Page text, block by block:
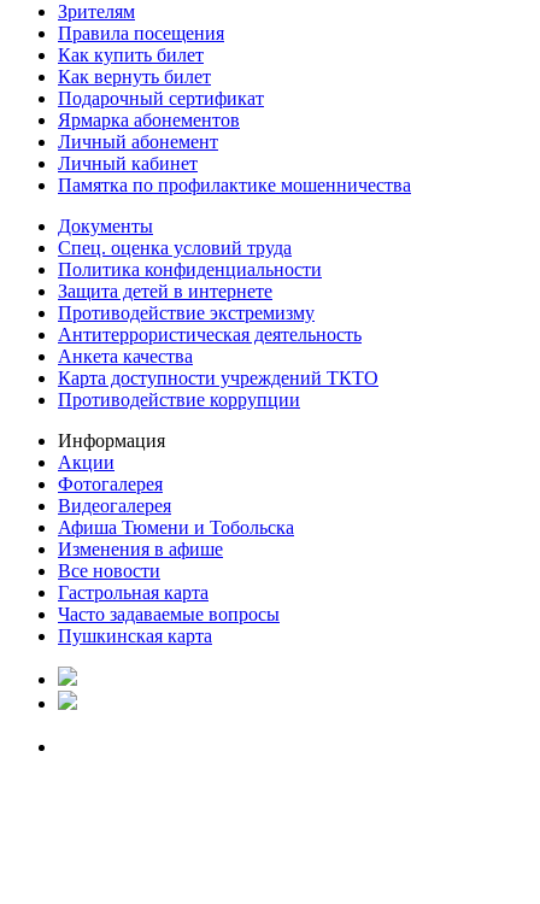
Зрителям
Правила посещения
Как купить билет
Как вернуть билет
Подарочный сертификат
Ярмарка абонементов
Личный абонемент
Личный кабинет
Памятка по профилактике мошенничества
Документы
Спец. оценка условий труда
Политика конфиденциальности
Защита детей в интернете
Противодействие экстремизму
Антитеррористическая деятельность
Анкета качества
Карта доступности учреждений ТКТО
Противодействие коррупции
Информация
Акции
Фотогалерея
Видеогалерея
Афиша Тюмени и Тобольска
Изменения в афише
Все новости
Гастрольная карта
Часто задаваемые вопросы
Пушкинская карта